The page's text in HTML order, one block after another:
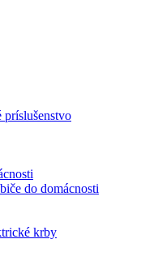
príslušenstvo
do domácnosti
krby